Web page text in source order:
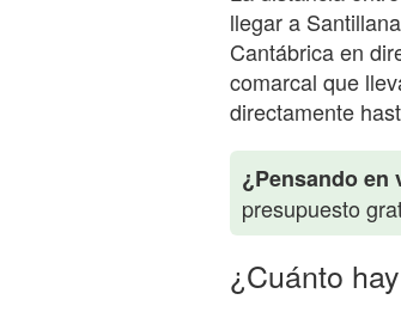
llegar a
Cantábrica en
comarcal que
directamente
¿Pensando en
presupuesto
¿Cuánto